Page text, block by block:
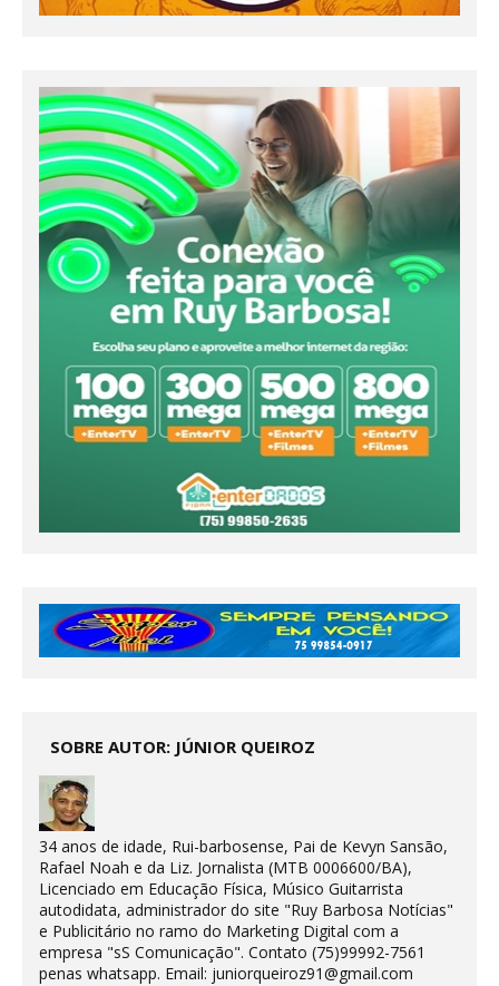
SOBRE AUTOR: JÚNIOR QUEIROZ
34 anos de idade, Rui-barbosense, Pai de Kevyn Sansão,
Rafael Noah e da Liz. Jornalista (MTB 0006600/BA),
Licenciado em Educação Física, Músico Guitarrista
autodidata, administrador do site "Ruy Barbosa Notícias"
e Publicitário no ramo do Marketing Digital com a
empresa "sS Comunicação". Contato (75)99992-7561
penas whatsapp. Email: juniorqueiroz91@gmail.com